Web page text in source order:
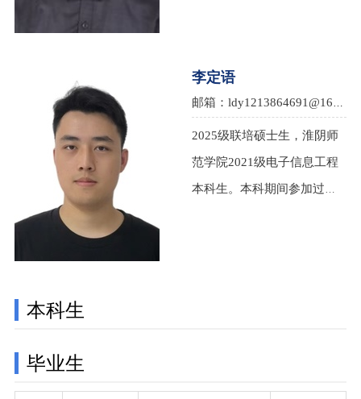
李定语
2025级联培硕士生，淮阴师
范学院2021级电子信息工程
本科生。本科期间参加过全
本科生
毕业生